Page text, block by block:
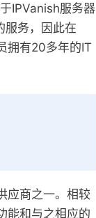
IPVanish服务器
服务，因此在
拥有20多年的IT
应商之一。相较
能和与之相应的